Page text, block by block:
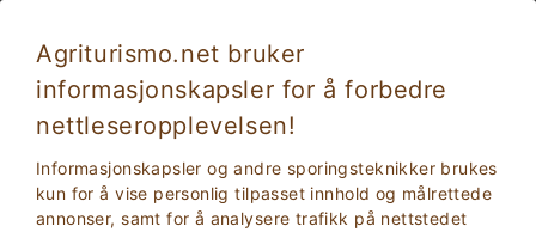
Agriturismo.net bruker
informasjonskapsler for å forbedre
nettleseropplevelsen!
Informasjonskapsler og andre sporingsteknikker brukes
kun for å vise personlig tilpasset innhold og målrettede
annonser, samt for å analysere trafikk på nettstedet
Ferier i bondgård som godtar kjæledyr